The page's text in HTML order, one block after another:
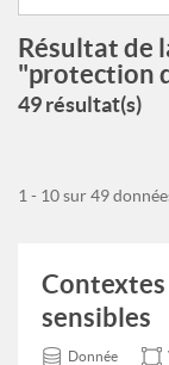
Résultat de
"protection
49 résultat(s)
1 - 10 sur 49
sensibles
Donnée